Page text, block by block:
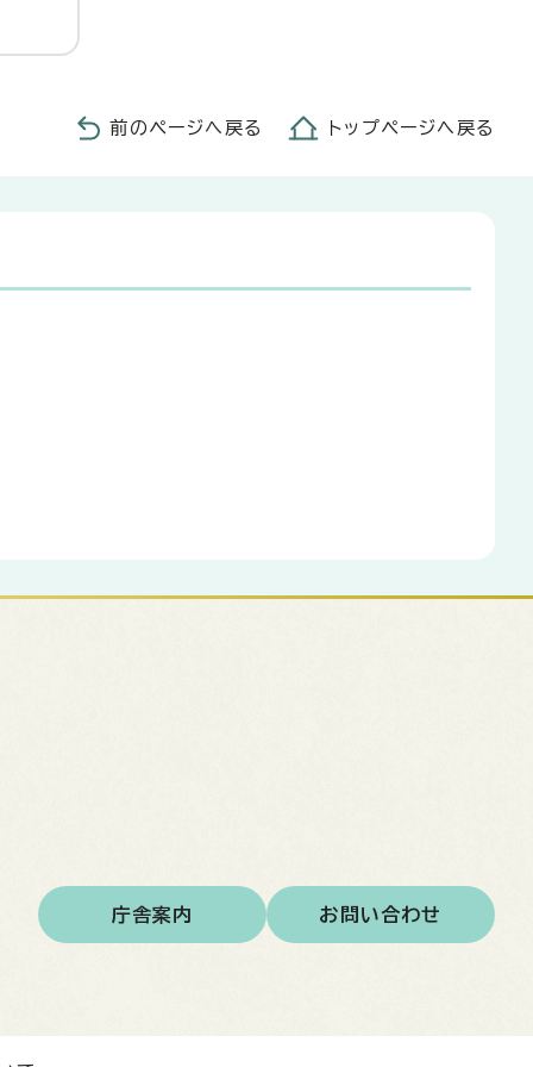
前のページへ戻る トップページへ戻る
庁舎案内 お問い合わせ